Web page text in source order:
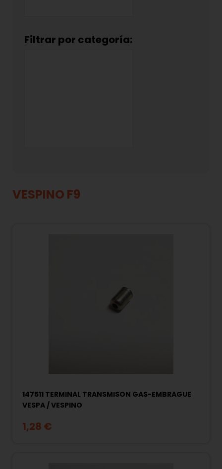
Filtrar por categoría:
VESPINO F9
147511 TERMINAL TRANSMISON GAS-EMBRAGUE
VESPA / VESPINO
1,28 €